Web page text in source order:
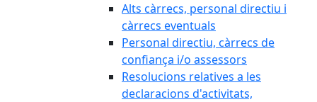
Alts càrrecs, personal directiu i
càrrecs eventuals
Personal directiu, càrrecs de
confiança i/o assessors
Resolucions relatives a les
declaracions d'activitats,